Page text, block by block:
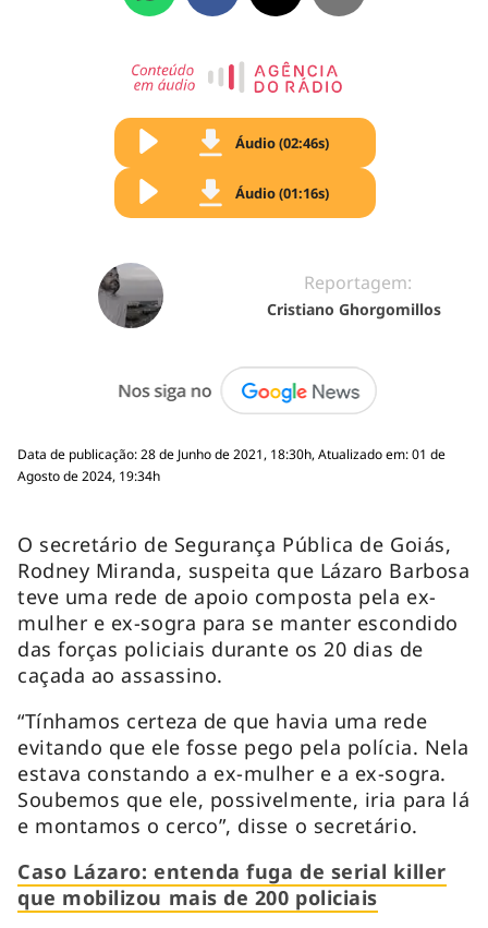
Áudio (02:46s)
Áudio (01:16s)
Reportagem:
Cristiano Ghorgomillos
Data de publicação: 28 de Junho de 2021, 18:30h, Atualizado em: 01 de
Agosto de 2024, 19:34h
O secretário de Segurança Pública de Goiás,
Rodney Miranda, suspeita que Lázaro Barbosa
teve uma rede de apoio composta pela ex-
mulher e ex-sogra para se manter escondido
das forças policiais durante os 20 dias de
caçada ao assassino.
“Tínhamos certeza de que havia uma rede
evitando que ele fosse pego pela polícia. Nela
estava constando a ex-mulher e a ex-sogra.
Soubemos que ele, possivelmente, iria para lá
e montamos o cerco”, disse o secretário.
Caso Lázaro: entenda fuga de serial killer
que mobilizou mais de 200 policiais